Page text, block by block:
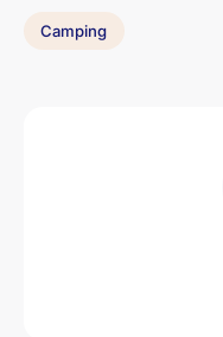
Camping